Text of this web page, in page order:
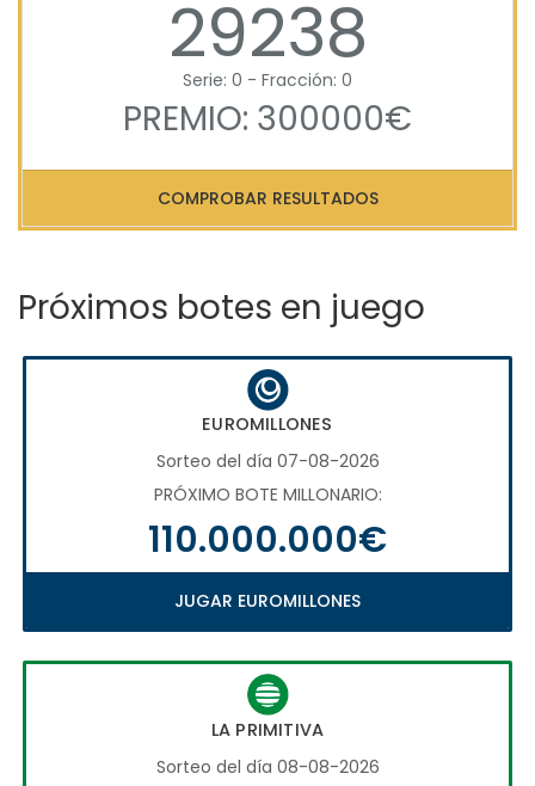
29238
Serie: 0 - Fracción: 0
PREMIO: 300000€
COMPROBAR RESULTADOS
Próximos botes en juego
EUROMILLONES
Sorteo del día 07-08-2026
PRÓXIMO BOTE MILLONARIO:
110.000.000€
JUGAR EUROMILLONES
LA PRIMITIVA
Sorteo del día 08-08-2026